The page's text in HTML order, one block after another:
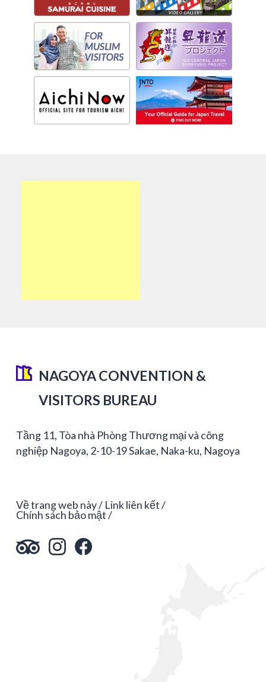
NAGOYA CONVENTION &
VISITORS BUREAU
Tầng 11, Tòa nhà Phòng Thương mại và công
nghiệp Nagoya, 2-10-19 Sakae, Naka-ku, Nagoya
Về trang web này Link liên kết
Chính sách bảo mật